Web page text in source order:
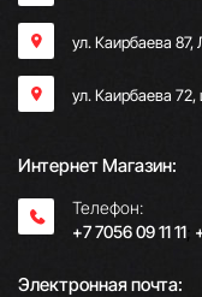
ул. Каирбаева 87,
ул. Каирбаева
Интернет Магазин:
Телефон:
+7 7056 09 11 11;
Электронная почта: